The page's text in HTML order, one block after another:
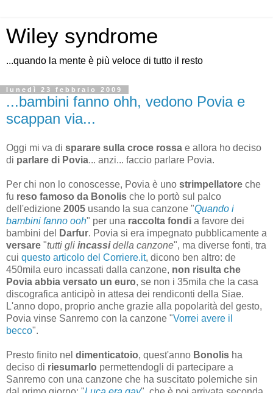
Wiley syndrome
...quando la mente è più veloce di tutto il resto
lunedì 23 febbraio 2009
...bambini fanno ohh, vedono Povia e
scappan via...
Oggi mi va di sparare sulla croce rossa e allora ho deciso
di parlare di Povia... anzi... faccio parlare Povia.
Per chi non lo conoscesse, Povia è uno strimpellatore che
fu reso famoso da Bonolis che lo portò sul palco
dell'edizione 2005 usando la sua canzone "Quando i
bambini fanno ooh" per una raccolta fondi a favore dei
bambini del
Darfur. Povia si era impegnato pubblicamente a
versare "tutti gli incassidella canzone", ma diverse fonti, tra
cui questo articolo del Corriere.it, dicono ben altro: de
450mila euro incassati dalla canzone, non risulta che
Povia abbia versato un euro, se non i 35mila che la casa
discografica anticipò in attesa dei rendiconti della Siae.
L'anno dopo, proprio anche grazie alla popolarità del gesto,
Povia vinse Sanremo con la canzone "Vorrei avere il
becco".
Presto finito nel dimenticatoio, quest'anno Bonolis ha
deciso di riesumarlo permettendogli di partecipare a
Sanremo con una canzone che ha suscitato polemiche sin